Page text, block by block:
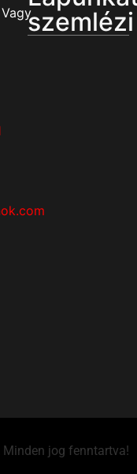
szemlézi
jog fenntartva!